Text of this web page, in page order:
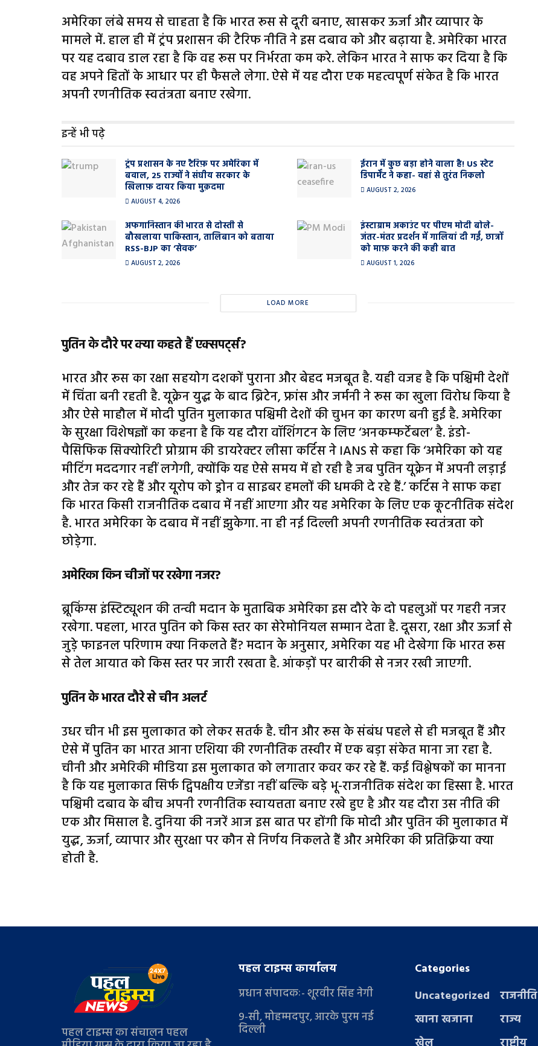
अमेरिका लंबे समय से चाहता है कि भारत रूस से दूरी बनाए, खासकर ऊर्जा और व्यापार के
मामले में. हाल ही में ट्रंप प्रशासन की टैरिफ नीति ने इस दबाव को और बढ़ाया है. अमेरिका भारत
पर यह दबाव डाल रहा है कि वह रूस पर निर्भरता कम करे. लेकिन भारत ने साफ कर दिया है कि
वह अपने हितों के आधार पर ही फैसले लेगा. ऐसे में यह दौरा एक महत्वपूर्ण संकेत है कि भारत
अपनी रणनीतिक स्वतंत्रता बनाए रखेगा.
इन्हें भी पढ़े
ट्रंप प्रशासन के नए टैरिफ़ पर अमेरिका में
बवाल, 25 राज्यों ने संघीय सरकार के
खिलाफ़ दायर किया मुक़दमा
AUGUST 4, 2026
ईरान में कुछ बड़ा होने वाला है! US स्टेट
डिपार्मेंट ने कहा- वहां से तुरंत निकलो
AUGUST 2, 2026
अफगानिस्तान की भारत से दोस्ती से
बौखलाया पाकिस्तान, तालिबान को बताया
RSS-BJP का ‘सेवक’
AUGUST 2, 2026
इंस्टाग्राम अकाउंट पर पीएम मोदी बोले-
जंतर-मंतर प्रदर्शन में गालियां दी गईं, छात्रों
को माफ़ करने की कही बात
AUGUST 1, 2026
LOAD MORE
पुतिन के दौरे पर क्या कहते हैं एक्सपर्ट्स?
भारत और रूस का रक्षा सहयोग दशकों पुराना और बेहद मजबूत है. यही वजह है कि पश्चिमी देशों
में चिंता बनी रहती है. यूक्रेन युद्ध के बाद ब्रिटेन, फ्रांस और जर्मनी ने रूस का खुला विरोध किया है
और ऐसे माहौल में मोदी पुतिन मुलाकात पश्चिमी देशों की चुभन का कारण बनी हुई है. अमेरिका
के सुरक्षा विशेषज्ञों का कहना है कि यह दौरा वॉशिंगटन के लिए ‘अनकम्फर्टेबल’ है. इंडो-
पैसिफिक सिक्योरिटी प्रोग्राम की डायरेक्टर लीसा कर्टिस ने IANS से कहा कि ‘अमेरिका को यह
मीटिंग मददगार नहीं लगेगी, क्योंकि यह ऐसे समय में हो रही है जब पुतिन यूक्रेन में अपनी लड़ाई
और तेज कर रहे हैं और यूरोप को ड्रोन व साइबर हमलों की धमकी दे रहे हैं.’ कर्टिस ने साफ कहा
कि भारत किसी राजनीतिक दबाव में नहीं आएगा और यह अमेरिका के लिए एक कूटनीतिक संदेश
है. भारत अमेरिका के दबाव में नहीं झुकेगा. ना ही नई दिल्ली अपनी रणनीतिक स्वतंत्रता को
छोड़ेगा.
अमेरिका किन चीजों पर रखेगा नजर?
ब्रूकिंग्स इंस्टिट्यूशन की तन्वी मदान के मुताबिक अमेरिका इस दौरे के दो पहलुओं पर गहरी नजर
रखेगा. पहला, भारत पुतिन को किस स्तर का सेरेमोनियल सम्मान देता है. दूसरा, रक्षा और ऊर्जा से
जुड़े फाइनल परिणाम क्या निकलते हैं? मदान के अनुसार, अमेरिका यह भी देखेगा कि भारत रूस
से तेल आयात को किस स्तर पर जारी रखता है. आंकड़ों पर बारीकी से नजर रखी जाएगी.
पुतिन के भारत दौरे से चीन अलर्ट
उधर चीन भी इस मुलाकात को लेकर सतर्क है. चीन और रूस के संबंध पहले से ही मजबूत हैं और
ऐसे में पुतिन का भारत आना एशिया की रणनीतिक तस्वीर में एक बड़ा संकेत माना जा रहा है.
चीनी और अमेरिकी मीडिया इस मुलाकात को लगातार कवर कर रहे हैं. कई विश्लेषकों का मानना
है कि यह मुलाकात सिर्फ द्विपक्षीय एजेंडा नहीं बल्कि बड़े भू-राजनीतिक संदेश का हिस्सा है. भारत
पश्चिमी दबाव के बीच अपनी रणनीतिक स्वायत्तता बनाए रखे हुए है और यह दौरा उस नीति की
एक और मिसाल है. दुनिया की नजरें आज इस बात पर होंगी कि मोदी और पुतिन की मुलाकात में
युद्ध, ऊर्जा, व्यापार और सुरक्षा पर कौन से निर्णय निकलते हैं और अमेरिका की प्रतिक्रिया क्या
होती है.
पहल टाइम्स का संचालन पहल
पहल टाइम्स कार्यालय
प्रधान संपादकः- शूरवीर सिंह नेगी
9-सी, मोहम्मदपुर, आरके पुरम नई
दिल्ली
Categories
Uncategorized
खाना खजाना
राजनीति
राज्य